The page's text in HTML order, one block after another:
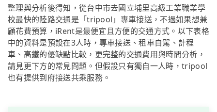
整理與分析後得知，從台中市去國立埔里高級工業職業學
校最快的陸路交通是「tripool」專車接送，不過如果想兼
顧花費預算，iRent是最便宜且方便的交通方式。以下表格
中的資料是預設在3人時，專車接送、租車自駕、計程
車、高鐵的優缺點比較，更完整的交通費用與時間分析，
請見更下方的常見問題。但假設只有獨自一人時，tripool
也有提供到府接送共乘服務。